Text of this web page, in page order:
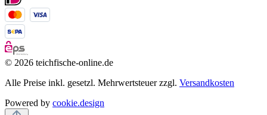
© 2026 teichfische-online.de
Alle Preise inkl. gesetzl. Mehrwertsteuer zzgl. Versandkosten
Powered by cookie.design